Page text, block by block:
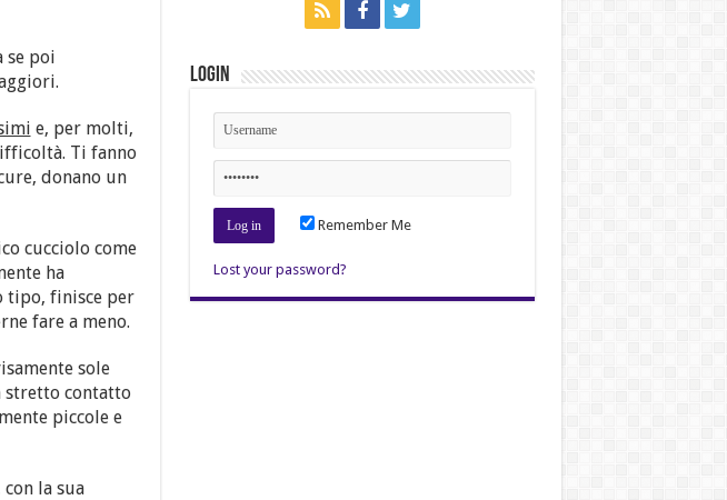
se poi
e, per molti,
Ti fanno
donano un
cucciolo come
ha
tipo, finisce per
fare a meno.
sole
stretto contatto
piccole e
la sua
Login
Remember Me
Lost your password?